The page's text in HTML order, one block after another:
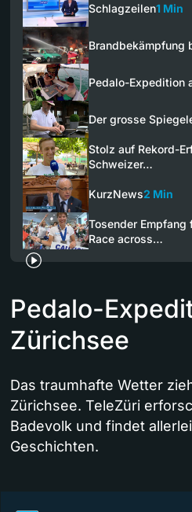
Schlagzeilen1 Min
Brandbekämpfung
Pedalo-Expedition
Der grosse
Stolz auf Rekord-
Schweizer…
KurzNews2 Min
Tosender Empfang
Race across…
Pedalo-
Zürichsee
Das traumhafte Wetter
Zürichsee. TeleZüri
Badevolk und findet
Geschichten.